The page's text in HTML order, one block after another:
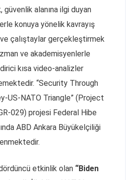
güvenlik alanına ilgi duyan
konuya yönelik kavrayış
ve çalıştaylar gerçekleştirmek
ve akademisyenlerle
kısa video-analizler
“Security Through
US-NATO Triangle” (Project
029) projesi Federal Hibe
ABD Ankara Büyükelçiliği
etkinlik olan “Biden